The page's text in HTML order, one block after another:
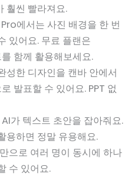
훨씬 빨라져요.
에서는 사진 배경을 한 번
있어요. 무료 플랜은
함께 활용해보세요.
성한 디자인을 캔바 안에서
발표할 수 있어요. PPT 없
AI가 텍스트 초안을 잡아줘요.
용하면 정말 유용해요.
으로 여러 명이 동시에 하나
수 있어요.